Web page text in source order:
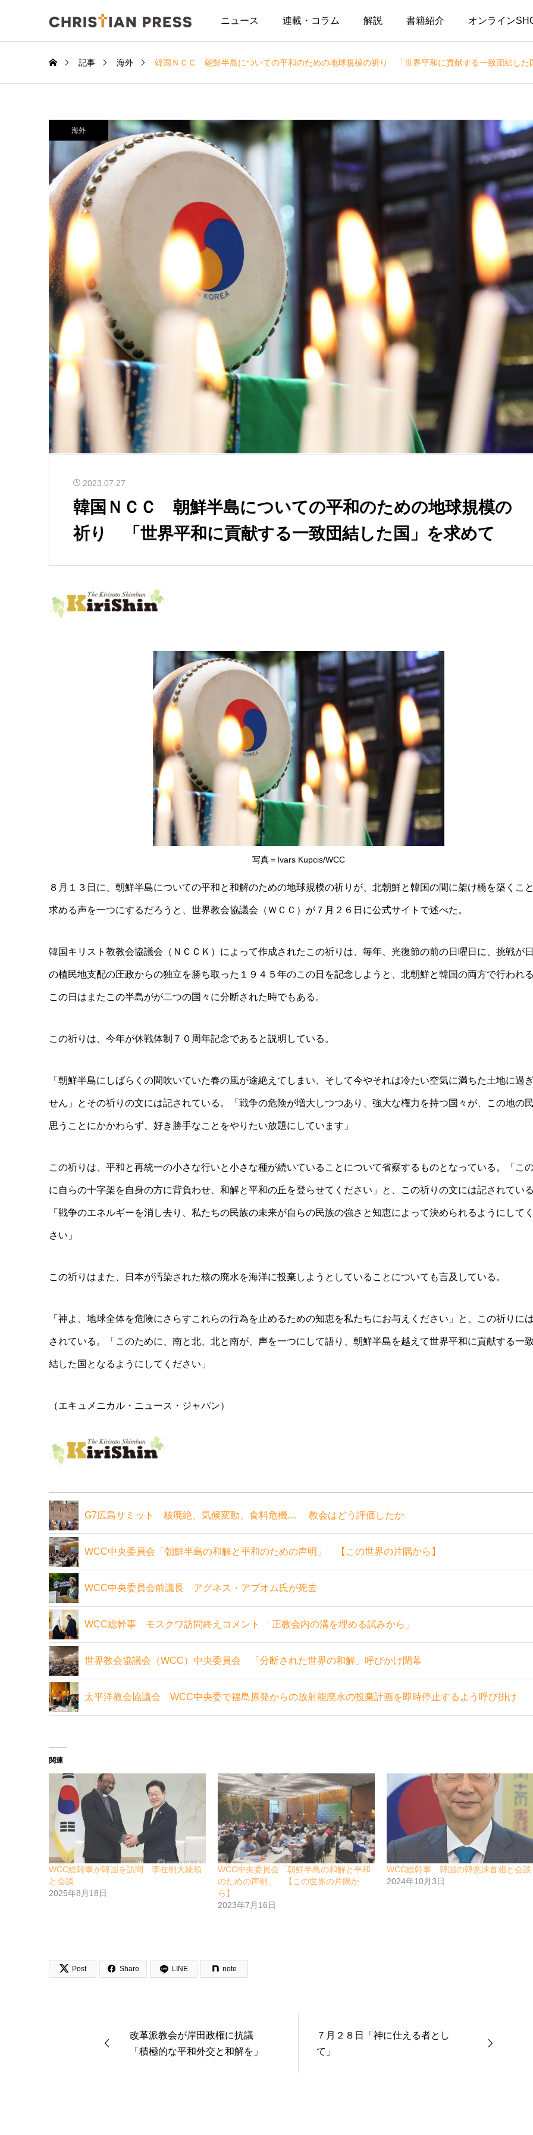
ニュース 連載・コラム 解説 書籍紹介 オンライン
記事 海外 韓国ＮＣＣ 朝鮮半島についての平和のための地球規模の祈り 「世界平和に貢献する一致団結した
海外
2023.07.27
韓国ＮＣＣ 朝鮮半島についての平和のための地球規模の
祈り 「世界平和に貢献する一致団結した国」を求めて
写真＝Ivars Kupcis/WCC
８月１３日に、朝鮮半島についての平和と和解のための地球規模の祈りが、北朝鮮と韓国の間に架け橋を築くこ
求める声を一つにするだろうと、世界教会協議会（ＷＣＣ）が７月２６日に公式サイ トで述べた。
韓国キリスト教教会協議会（ＮＣＣＫ）によって作成されたこの祈りは、毎年、光復節の前の日曜日に、挑戦が
の植民地支配の圧政からの独立を勝ち取った１９４５年のこの日を記念しようと、 北朝鮮と韓国の両方で行われ
この日はまたこの半島がが二つの国々に分断された時でもある。
この祈りは、今年が休戦体制７０周年記念であると説明している。
「朝鮮半島にしばらくの間吹いていた春の風が途絶えてしまい、そ して今やそれは冷たい空気に満ちた土地に過
せん」とその祈り の文には記されている。「戦争の危険が増大しつつあり、 強大な権力を持つ国々が、この地の
思うことにかかわらず、好き勝手なことをやりたい放題にしています」
この祈りは、平和と再統一の小さな行いと小さな種が続いているこ とについて省察するものとなっている。「こ
に自らの十字架を自身の方に背負わせ、和解と平和の丘を登らせてください」と、こ の祈りの文には記されてい
「戦争のエネルギーを消し去り、私たちの民族の未来が自らの民族の強さと知恵によって決められるよ うにして
さい」
この祈りはまた、日本が汚染された核の廃水を海洋に投棄しようと していることについても言及している。
「神よ、地球全体を危険にさらすこれらの行為を止めるための知恵を私たちにお与えください」と、この祈りに
されている。「こ のために、南と北、北と南が、声を一つにして語り、朝鮮半島を越 えて世界平和に貢献する一
結した国となるようにしてください 」
（エキュメニカル・ニュース・ジャパン）
G7広島サミット 核廃絶、気候変動、食料危機… 教会はどう評価したか
WCC中央委員会「朝鮮半島の和解と平和のための声明」 【この世界の片隅から】
WCC中央委員会前議長 アグネス・アブオム氏が死去
WCC総幹事 モスクワ訪問終えコメント 「正教会内の溝を埋める試みから」
世界教会協議会（WCC）中央委員会 「分断された世界の和解」呼びかけ閉幕
太平洋教会協議会 WCC中央委で福島原発からの放射能廃水の投棄計画を即時停止するよう呼び掛け
関連
WCC総幹事が韓国を訪問 李在明大統領
と会談
2025年8月18日
WCC中央委員会「朝鮮半島の和解と平和
のための声明」 【この世界の片隅か
ら】
2023年7月16日
WCC総幹事 韓国の韓悳洙首相と会談
2024年10月3日
 Post  Share LINE note
改革派教会が岸田政権に抗議
「積極的な平和外交と和解を」
７月２８日「神に仕える者とし
て」